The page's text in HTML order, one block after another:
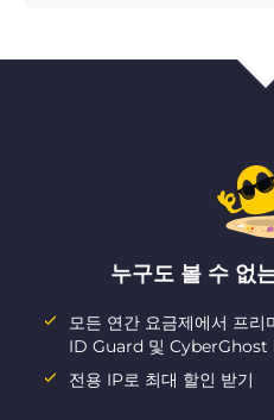
누구도 볼 수 없
모든 연간 요금제에서 프
ID Guard 및
전용 IP로 최대 할인 받기